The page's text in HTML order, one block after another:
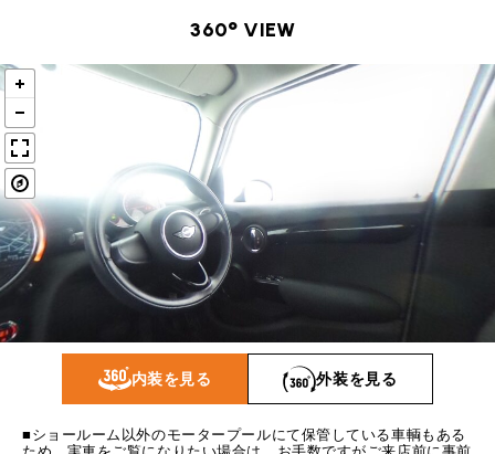
工場
お問い合わせ
BMW MINIサービス工場
iR TECH FACTORY
ROVER MINI
iR MAKERS
TEL
MAP
購入相談
総支払額
頭金 万円
残価 万円
支払回数 84 回
ボーナス支払回数/年
内訳
2回目以降 9,200
ボーナス月数 14 回
360° VIEW
内装を見る 外装を見る
■ショールーム以外のモータープールにて保管している車輌もある